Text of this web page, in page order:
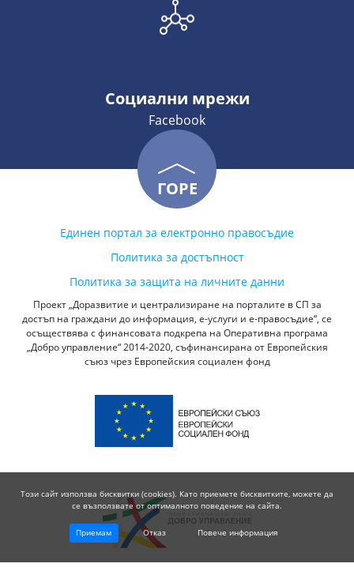
Социални мрежи
Facebook
ГОРЕ
Единен портал за електронно правосъдие
Политика за достъпност
Политика за защита на личните данни
Проект „Доразвитие и централизиране на порталите в СП за
достъп на граждани до информация, е-услуги и е-правосъдие“, се
осъществява с финансовата подкрепа на Оперативна програма
„Добро управление“ 2014-2020, съфинансирана от Европейския
съюз чрез Европейския социален фонд
Този сайт използва бисквитки (cookies). Като приемете бисквитките, можете да
се възползвате от оптималното поведение на сайта.
Приемам Отказ Повече информация